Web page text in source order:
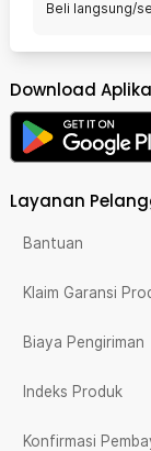
Beli langsung/
Download
Layanan
Bantuan
Klaim Garansi
Biaya Pengiriman
Indeks Produk
Konfirmasi